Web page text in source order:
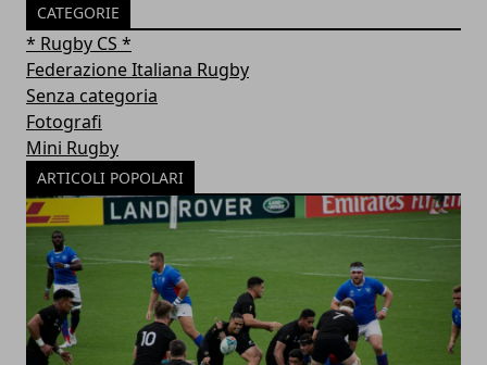
CATEGORIE
* Rugby CS *
Federazione Italiana Rugby
Senza categoria
Fotografi
Mini Rugby
ARTICOLI POPOLARI